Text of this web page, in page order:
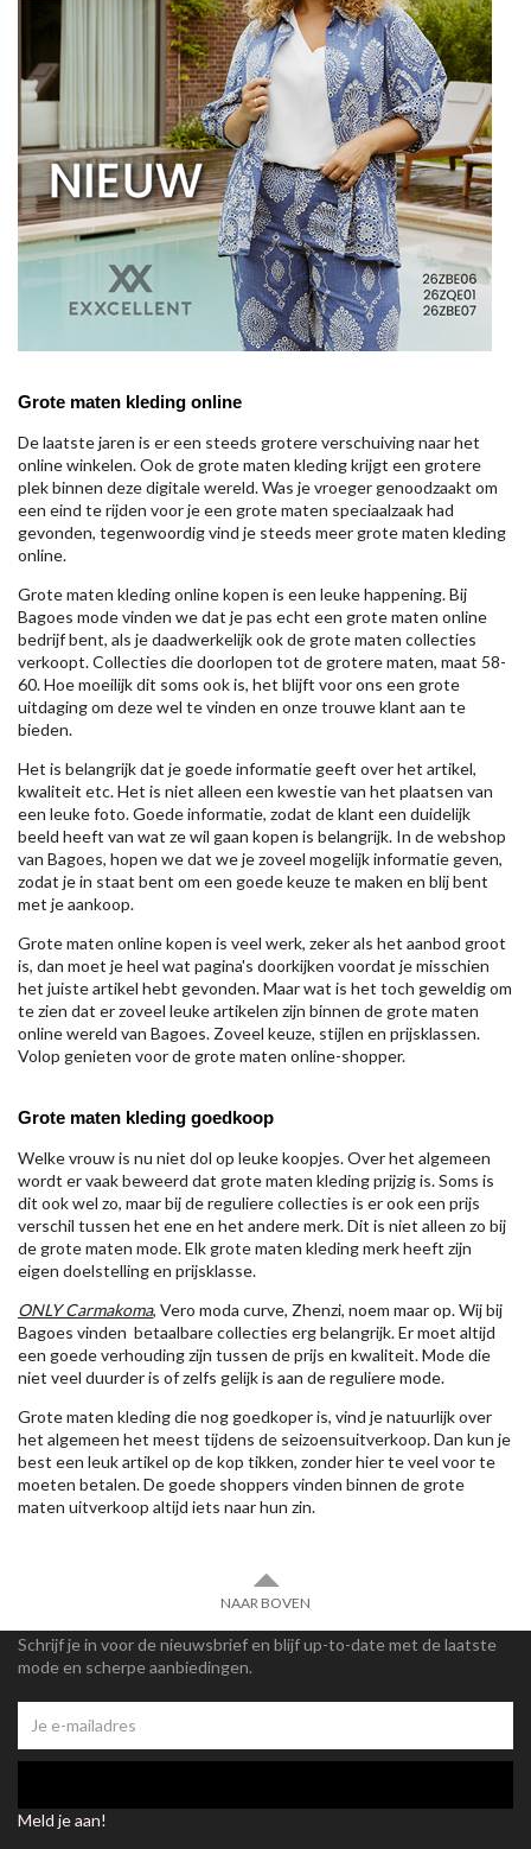
Grote maten kleding online
De laatste jaren is er een steeds grotere verschuiving naar het
online winkelen. Ook de grote maten kleding krijgt een grotere
plek binnen deze digitale wereld. Was je vroeger genoodzaakt om
een eind te rijden voor je een grote maten speciaalzaak had
gevonden, tegenwoordig vind je steeds meer grote maten kleding
online.
Grote maten kleding online kopen is een leuke happening. Bij
Bagoes mode vinden we dat je pas echt een grote maten online
bedrijf bent, als je daadwerkelijk ook de grote maten collecties
verkoopt. Collecties die doorlopen tot de grotere maten, maat 58-
60. Hoe moeilijk dit soms ook is, het blijft voor ons een grote
uitdaging om deze wel te vinden en onze trouwe klant aan te
bieden.
Het is belangrijk dat je goede informatie geeft over het artikel,
kwaliteit etc. Het is niet alleen een kwestie van het plaatsen van
een leuke foto. Goede informatie, zodat de klant een duidelijk
beeld heeft van wat ze wil gaan kopen is belangrijk. In de webshop
van Bagoes, hopen we dat we je zoveel mogelijk informatie geven,
zodat je in staat bent om een goede keuze te maken en blij bent
met je aankoop.
Grote maten online kopen is veel werk, zeker als het aanbod groot
is, dan moet je heel wat pagina's doorkijken voordat je misschien
het juiste artikel hebt gevonden. Maar wat is het toch geweldig om
te zien dat er zoveel leuke artikelen zijn binnen de grote maten
online wereld van Bagoes. Zoveel keuze, stijlen en prijsklassen.
Volop genieten voor de grote maten online-shopper.
Grote maten kleding goedkoop
Welke vrouw is nu niet dol op leuke koopjes. Over het algemeen
wordt er vaak beweerd dat grote maten kleding prijzig is. Soms is
dit ook wel zo, maar bij de reguliere collecties is er ook een prijs
verschil tussen het ene en het andere merk. Dit is niet alleen zo bij
de grote maten mode. Elk grote maten kleding merk heeft zijn
eigen doelstelling en prijsklasse.
ONLY Carmakoma, Vero moda curve, Zhenzi, noem maar op. Wij bij
Bagoes vinden betaalbare collecties erg belangrijk. Er moet altijd
een goede verhouding zijn tussen de prijs en kwaliteit. Mode die
niet veel duurder is of zelfs gelijk is aan de reguliere mode.
Grote maten kleding die nog goedkoper is, vind je natuurlijk over
het algemeen het meest tijdens de seizoensuitverkoop. Dan kun je
best een leuk artikel op de kop tikken, zonder hier te veel voor te
moeten betalen. De goede shoppers vinden binnen de grote
maten uitverkoop altijd iets naar hun zin.
NAAR BOVEN
Schrijf je in voor de nieuwsbrief en blijf up-to-date met de laatste
mode en scherpe aanbiedingen.
Meld je aan!